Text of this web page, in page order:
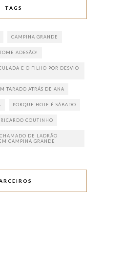
TAGS
CAMPINA GRANDE
ADESÃO!
E O FILHO POR DESVIO
TARADO ATRÁS DE ANA
PORQUE HOJE É SÁBADO
RICARDO COUTINHO
DE LADRÃO
CAMPINA GRANDE